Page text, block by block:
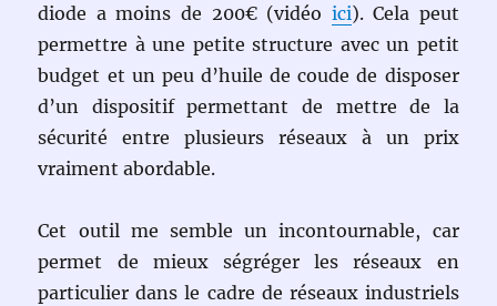
diode a moins de 200€ (vidéo ici). Cela peut
permettre à une petite structure avec un petit
budget et un peu d’huile de coude de disposer
d’un dispositif permettant de mettre de la
sécurité entre plusieurs réseaux à un prix
vraiment abordable.
Cet outil me semble un incontournable, car
permet de mieux ségréger les réseaux en
particulier dans le cadre de réseaux industriels